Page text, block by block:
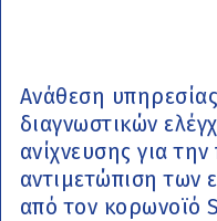
Ανάθεση
διαγνωστικών
ανίχνευσης για
αντιμετώπιση των
από τον κορωνοϊό